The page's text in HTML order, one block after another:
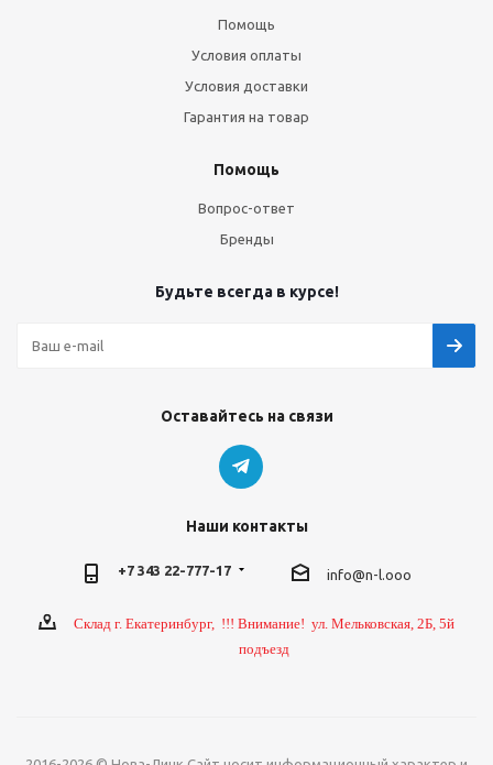
Помощь
Условия оплаты
Условия доставки
Гарантия на товар
Помощь
Вопрос-ответ
Бренды
Будьте всегда в курсе!
Оставайтесь на связи
Наши контакты
+7 343 22-777-17 info@n-l.ooo
Склад г. Екатеринбург, !!! Внимание! ул. Мельковская, 2Б, 5й
подъезд